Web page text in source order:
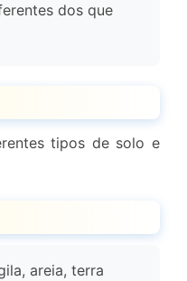
dos que
tipos de solo e
areia, terra